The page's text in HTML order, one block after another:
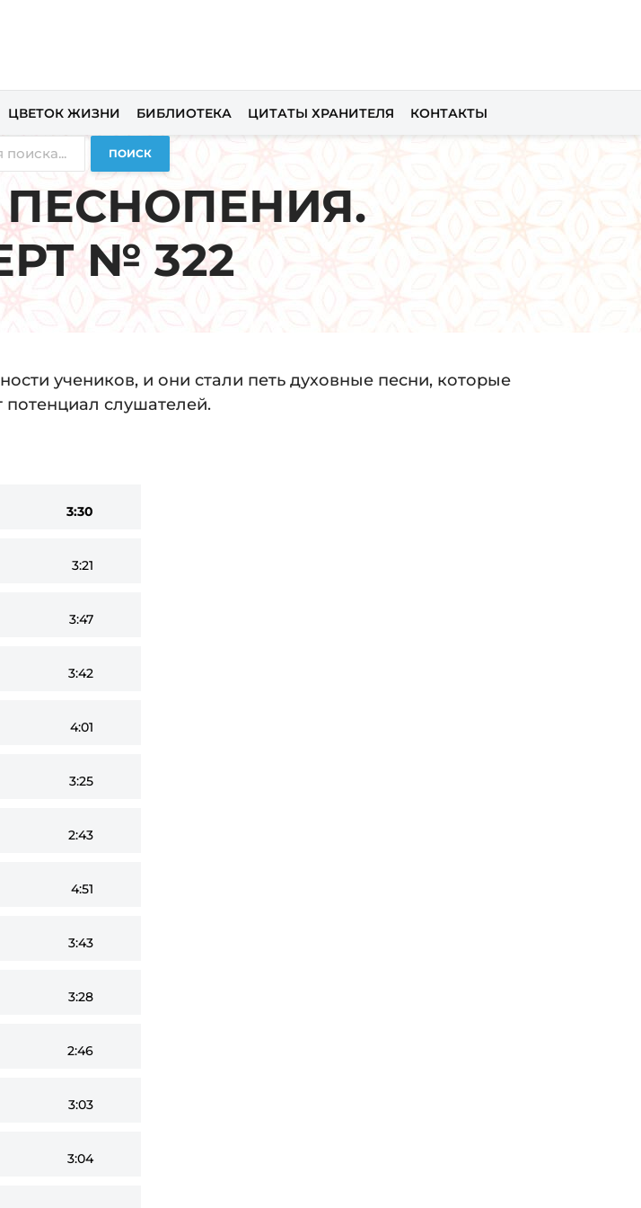
ЦВЕТОК ЖИЗНИ БИБЛИОТЕКА ЦИТАТЫ ХРАНИТЕЛЯ КОНТАКТЫ
ПОИСК
№ 322
учеников, и они стали петь духовные песни, которые
потенциал слушателей.
3:30
3:21
3:47
3:42
4:01
3:25
2:43
4:51
3:43
3:28
2:46
3:03
3:04